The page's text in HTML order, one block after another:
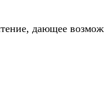
дающее